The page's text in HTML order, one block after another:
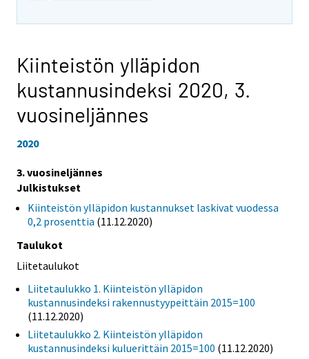
Kiinteistön ylläpidon
kustannusindeksi 2020, 3.
vuosineljännes
2020
3. vuosineljännes
Julkistukset
Kiinteistön ylläpidon kustannukset laskivat vuodessa
0,2 prosenttia (11.12.2020)
Taulukot
Liitetaulukot
Liitetaulukko 1. Kiinteistön ylläpidon
kustannusindeksi rakennustyypeittäin 2015=100
(11.12.2020)
Liitetaulukko 2. Kiinteistön ylläpidon
kustannusindeksi kuluerittäin 2015=100 (11.12.2020)